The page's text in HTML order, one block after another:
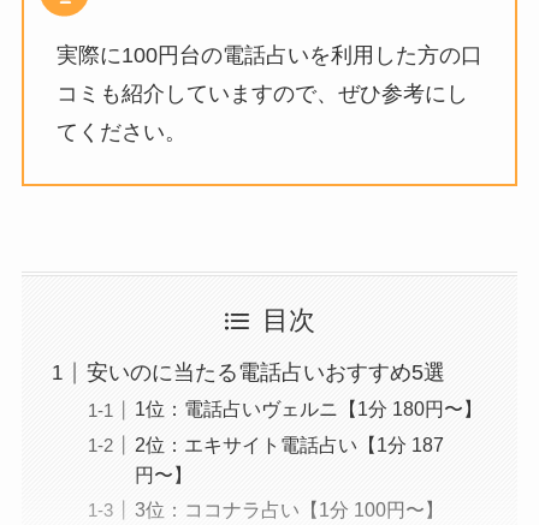
実際に100円台の電話占いを利用した方の口
コミも紹介していますので、ぜひ参考にし
てください。
目次
安いのに当たる電話占いおすすめ5選
1位：電話占いヴェルニ【1分 180円〜】
2位：エキサイト電話占い【1分 187
円〜】
3位：ココナラ占い【1分 100円〜】